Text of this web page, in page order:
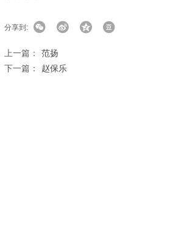
分享到:
上一篇：
范扬
下一篇：
赵保乐